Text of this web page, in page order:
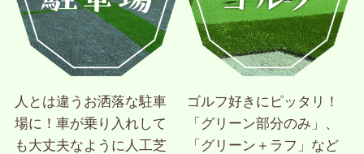
人とは違うお洒落な駐車
場に！車が乗り入れして
も大丈夫なように人工芝
ゴルフ好きにピッタリ！
「グリーン部分のみ」、
「グリーン＋ラフ」など